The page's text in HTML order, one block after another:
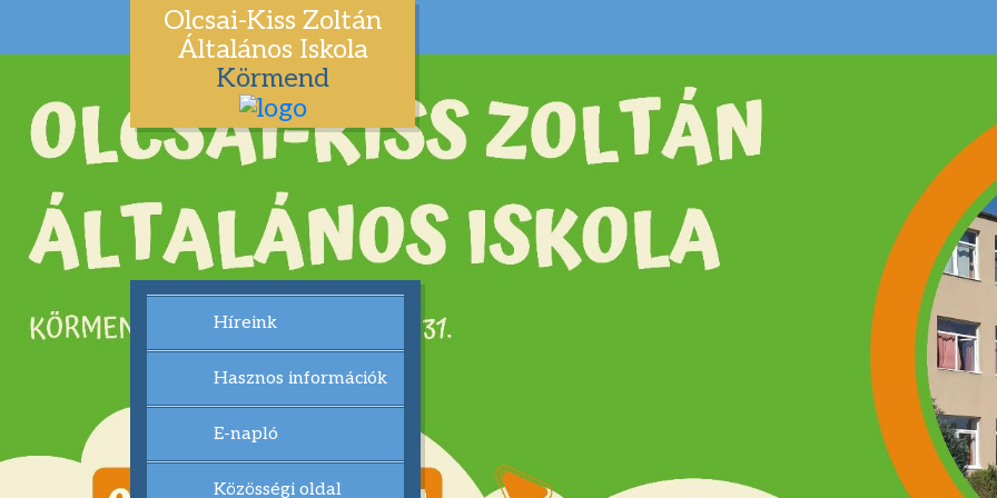
Olcsai-Kiss Zoltán
Általános Iskola
Körmend
Híreink
Hasznos információk
E-napló
Közösségi oldal